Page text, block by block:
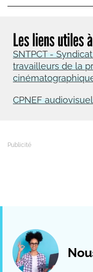
Les liens utiles
SNTPCT -
travailleurs de la
CPNEF audiovisuel